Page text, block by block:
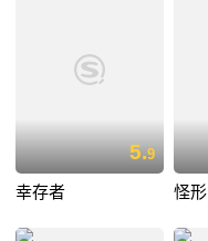
5.9
幸存者 怪形